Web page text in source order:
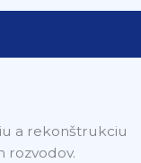
a rekonštrukciu
rozvodov.